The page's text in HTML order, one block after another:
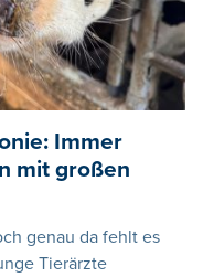
Immer
mit großen
genau da fehlt es
Tierärzte